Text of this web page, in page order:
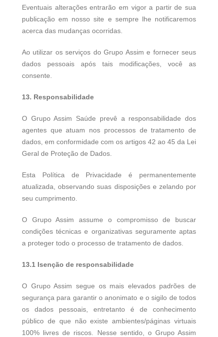
Eventuais alterações entrarão em vigor a partir de sua
publicação em nosso site e sempre lhe notificaremos
acerca das mudanças ocorridas.
Ao utilizar os serviços do Grupo Assim e fornecer seus
dados pessoais após tais modificações, você as
consente.
13. Responsabilidade
O Grupo Assim Saúde prevê a responsabilidade dos
agentes que atuam nos processos de tratamento de
dados, em conformidade com os artigos 42 ao 45 da Lei
Geral de Proteção de Dados.
Esta Política de Privacidade é permanentemente
atualizada, observando suas disposições e zelando por
seu cumprimento.
O Grupo Assim assume o compromisso de buscar
condições técnicas e organizativas seguramente aptas
a proteger todo o processo de tratamento de dados.
13.1 Isenção de responsabilidade
O Grupo Assim segue os mais elevados padrões de
segurança para garantir o anonimato e o sigilo de todos
os dados pessoais, entretanto é de conhecimento
público de que não existe ambientes/páginas virtuais
100% livres de riscos. Nesse sentido, o Grupo Assim